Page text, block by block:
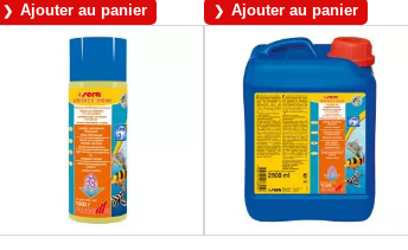
Ajouter au panier Ajouter au panier